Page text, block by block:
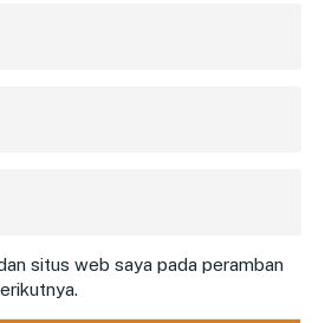
situs web saya pada peramban